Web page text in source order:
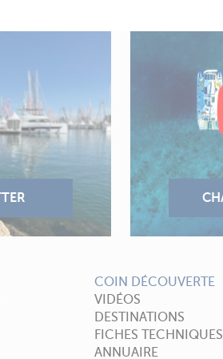
COIN DÉCOUVERTE
VIDÉOS
DESTINATIONS
FICHES TECHNIQUES
ANNUAIRE